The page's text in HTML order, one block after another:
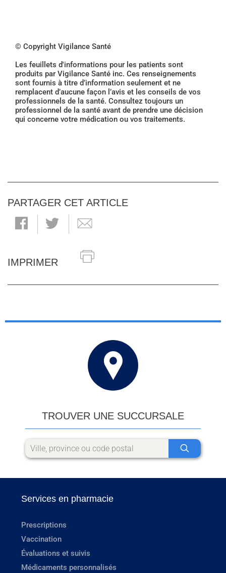
© Copyright Vigilance Santé
Les feuillets d'informations pour les patients sont
produits par Vigilance Santé inc. Ces renseignements
sont fournis à titre d’information seulement et ne
remplacent d’aucune façon l’avis et les conseils de vos
professionnels de la santé. Consultez toujours un
professionnel de la santé avant de prendre une décision
qui concerne votre médication ou vos traitements.
PARTAGER CET ARTICLE
IMPRIMER
TROUVER UNE SUCCURSALE
Services en pharmacie
Prescriptions
Vaccination
Évaluations et suivis
Médicaments personnalisés